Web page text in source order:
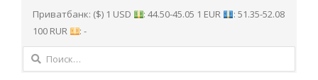
Приватбанк: ($) 1 USD : 44.50-45.05 1 EUR
: 51.35-52.08
100 RUR
: -
Найти: